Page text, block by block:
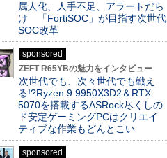
属人化、人手不足、アラートだら
け 「FortiSOC」が目指す次世代
SOC改革
sponsored
ZEFT R65YBの魅力をインタビュー
次世代でも、次々世代でも戦え
る!?Ryzen 9 9950X3D2＆RTX
5070を搭載するASRock尽くしの
ド安定ゲーミングPCはクリエイ
ティブな作業もどんとこい
sponsored